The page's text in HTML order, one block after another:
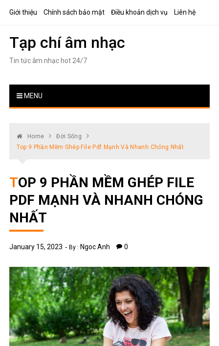
Giới thiệu Chính sách bảo mật Điều khoản dịch vụ Liên hệ
Tạp chí âm nhạc
Tin tức âm nhạc hot 24/7
MENU
Home
Đời Sống
Top 9 Phần Mềm Ghép File Pdf Mạnh Và Nhanh Chóng Nhất
TOP 9 PHẦN MỀM GHÉP FILE
PDF MẠNH VÀ NHANH CHÓNG
NHẤT
January 15, 2023 By : Ngoc Anh 0